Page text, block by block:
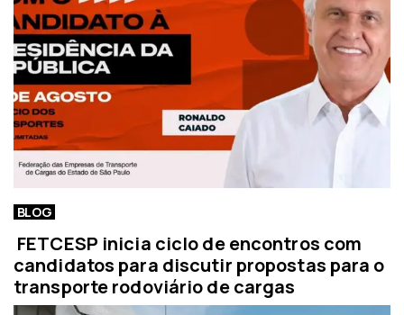
BLOG
FETCESP inicia ciclo de encontros com
candidatos para discutir propostas para o
transporte rodoviário de cargas